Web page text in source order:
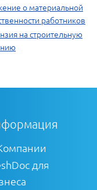
о материальной
работников
на строительную
для